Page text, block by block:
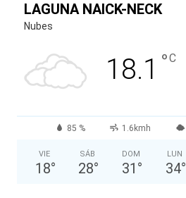
LAGUNA NAICK-NECK
Nubes
18.1 °C
85 % 1.6kmh
VIE
18°
SÁB
28°
DOM
31 °
LUN
34°